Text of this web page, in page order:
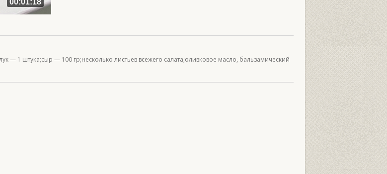
00:01:18
— 1 штука;сыр — 100 гр;несколько листьев всежего салата;оливковое масло, бальзамический